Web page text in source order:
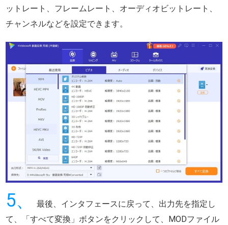
ットレート、フレームレート、オーディオビットレート、
チャンネルなどを設定できます。
5、
最後、インタフェースに戻って、出力先を指定し
て、「すべて変換」ボタンをクリックして、MODファイル